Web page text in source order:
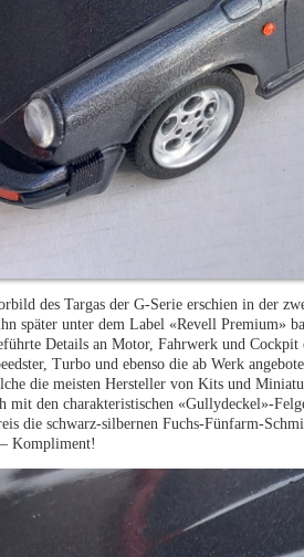
des Targas der G-Serie erschien in der
später unter dem Label «Revell Premium»
Details an Motor, Fahrwerk und
Turbo und ebenso die ab Werk
die meisten Hersteller von Kits und
mit den charakteristischen «Gullydeckel»-
die schwarz-silbernen Fuchs-Fünfarm-
Kompliment!